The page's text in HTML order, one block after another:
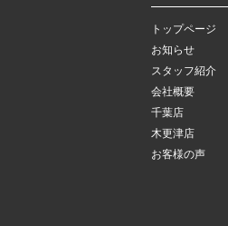
トップページ
お知らせ
スタッフ紹介
会社概要
千葉店
木更津店
お客様の声